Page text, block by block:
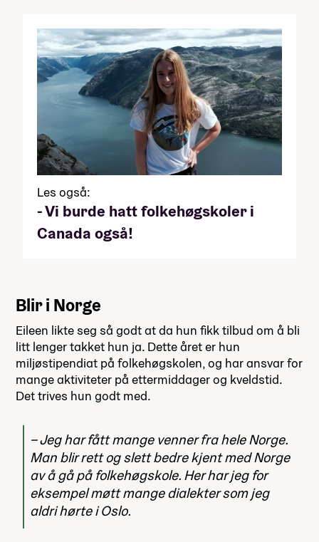
Les også:
- Vi burde hatt folkehøgskoler i
Canada også!
Blir i Norge
Eileen likte seg så godt at da hun fikk tilbud om å bli
litt lenger takket hun ja. Dette året er hun
miljøstipendiat på folkehøgskolen, og har ansvar for
mange aktiviteter på ettermiddager og kveldstid.
Det trives hun godt med.
Jeg har fått mange venner fra hele Norge.
Man blir rett og slett bedre kjent med Norge
av å gå på folkehøgskole. Her har jeg for
eksempel møtt mange dialekter som jeg
aldri hørte i Oslo.